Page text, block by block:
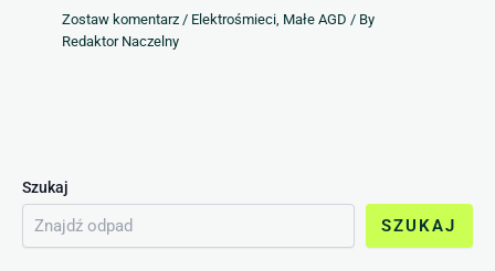
Zostaw komentarz / Elektrośmieci, Małe AGD / By
Redaktor Naczelny
Szukaj
SZUKAJ